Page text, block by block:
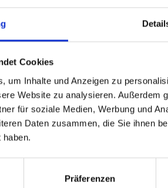
Cookies
um Inhalte und Anzeigen zu
Website zu analysieren. Außerdem
für soziale Medien, Werbung und
Daten zusammen, die Sie ihnen
Präferenzen
sehr gut geeignet, da sie